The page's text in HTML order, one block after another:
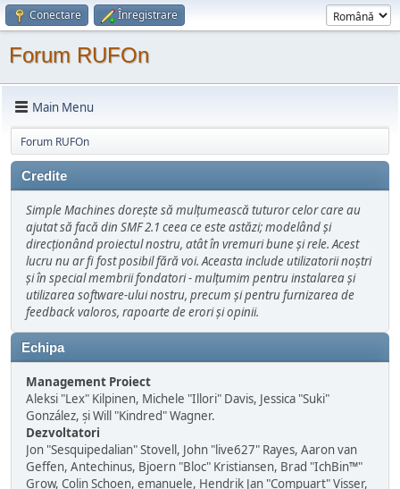
Conectare Înregistrare
Forum RUFOn
Main Menu
Forum RUFOn
Credite
Simple Machines dorește să mulțumească tuturor celor care au
ajutat să facă din SMF 2.1 ceea ce este astăzi; modelând și
direcționând proiectul nostru, atât în vremuri bune şi rele. Acest
lucru nu ar fi fost posibil fără voi. Aceasta include utilizatorii noștri
și în special membrii fondatori - mulțumim pentru instalarea și
utilizarea software-ului nostru, precum și pentru furnizarea de
feedback valoros, rapoarte de erori și opinii.
Echipa
Management Proiect
Aleksi "Lex" Kilpinen, Michele "Illori" Davis, Jessica "Suki"
González, și Will "Kindred" Wagner.
Dezvoltatori
Jon "Sesquipedalian" Stovell, John "live627" Rayes, Aaron van
Geffen, Antechinus, Bjoern "Bloc" Kristiansen, Brad "IchBin™"
Grow, Colin Schoen, emanuele, Hendrik Jan "Compuart" Visser,